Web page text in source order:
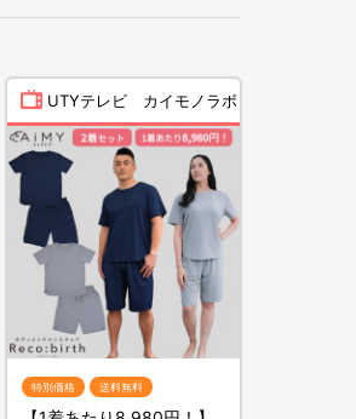
UTYテレビ カイモノラボ
特別価格 送料無料